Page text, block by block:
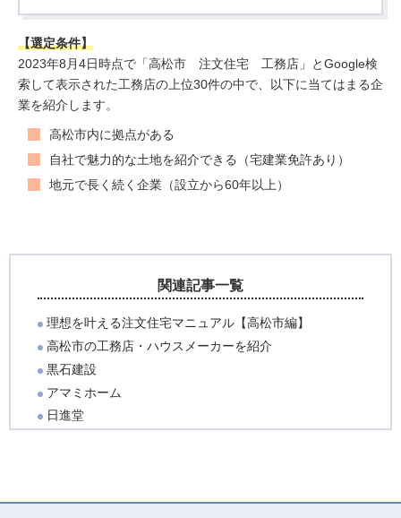
【選定条件】
2023年8月4日時点で「高松市 注文住宅 工務店」とGoogle検
索して表示された工務店の上位30件の中で、以下に当てはまる企
業を紹介します。
高松市内に拠点がある
自社で魅力的な土地を紹介できる（宅建業免許あり）
地元で長く続く企業（設立から60年以上）
関連記事一覧
理想を叶える注文住宅マニュアル【高松市編】
高松市の工務店・ハウスメーカーを紹介
黒石建設
アマミホーム
日進堂